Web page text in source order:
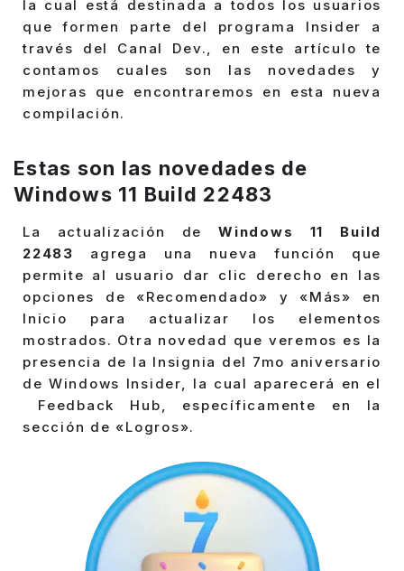
la cual está destinada a todos los usuarios
que formen parte del programa Insider a
través del Canal Dev., en este artículo te
contamos cuales son las novedades y
mejoras que encontraremos en esta nueva
compilación.
Estas son las novedades de
Windows 11 Build 22483
La actualización deWindows 11 Build
22483 agrega una nueva función que
permite al usuario dar clic derecho en las
opciones de «Recomendado» y «Más» en
Inicio para actualizar los elementos
mostrados. Otra novedad que veremos es la
presencia de la Insignia del 7mo aniversario
de Windows Insider, la cual aparecerá en el
Feedback Hub, específicamente en la
sección de «Logros».